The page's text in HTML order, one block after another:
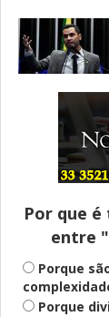
Por que
entre
Porque
Porque